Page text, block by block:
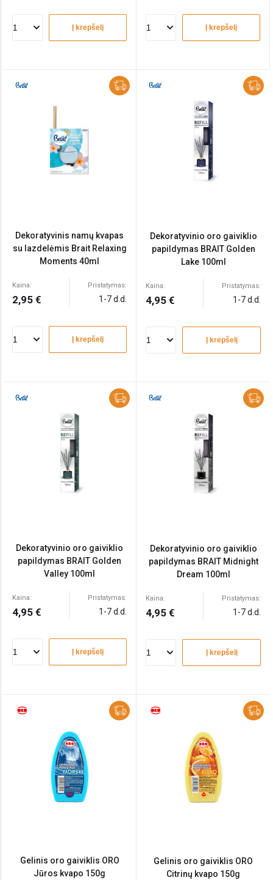
Į krepšelį Į krepšelį
Dekoratyvinis namų kvapas
su lazdelėmis Brait Relaxing
Moments 40ml
Kaina:
2,95 €
Pristatymas:
1-7 d.d.
Į krepšelį
Dekoratyvinio oro gaiviklio
papildymas BRAIT Golden
Lake 100ml
Kaina:
4,95 €
Pristatymas:
1-7 d.d.
Į krepšelį
Dekoratyvinio oro gaiviklio
papildymas BRAIT Golden
Valley 100ml
Kaina:
4,95 €
Pristatymas:
1-7 d.d.
Į krepšelį
Dekoratyvinio oro gaiviklio
papildymas BRAIT Midnight
Dream 100ml
Kaina:
4,95 €
Pristatymas:
1-7 d.d.
Į krepšelį
Gelinis oro gaiviklis ORO
Jūros kvapo 150g
Gelinis oro gaiviklis ORO
Citrinų kvapo 150g